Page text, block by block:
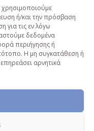
χρησιμοποιούμε
ή/και την πρόσβαση
για τις εν λόγω
δεδομένα
περιήγησης ή
Η μη συγκατάθεση ή
αρνητικά